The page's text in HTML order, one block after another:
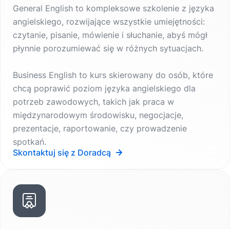
General English to kompleksowe szkolenie z języka
angielskiego, rozwijające wszystkie umiejętności:
czytanie, pisanie, mówienie i słuchanie, abyś mógł
płynnie porozumiewać się w różnych sytuacjach.
Business English to kurs skierowany do osób, które
chcą poprawić poziom języka angielskiego dla
potrzeb zawodowych, takich jak praca w
międzynarodowym środowisku, negocjacje,
prezentacje, raportowanie, czy prowadzenie
spotkań.
Skontaktuj się z Doradcą